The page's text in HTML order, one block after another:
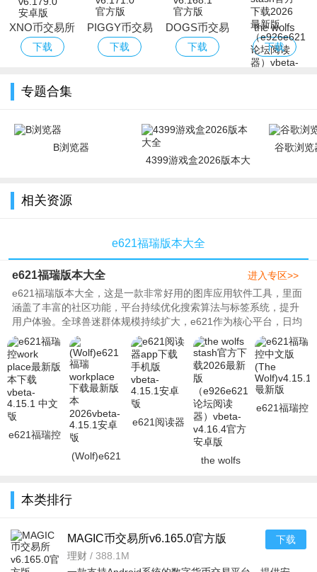
XNO币交易所
下载
PIGGY币交易
所
下载
DOGS币交易
所
下载
the wolfs
stash官方下
载2026最新版
下载
专题合集
B浏览器
4399游戏盒2026版本大
谷歌浏览
相关资源
e621福瑞版本大全
e621福瑞版本大全
e621福瑞版本大全，这是一款非常好用的图库应用软件工具，里面
涵盖了丰富的社区功能，平台持续优化搜索算法与标签系统，提升
用户体验。全球兽迷群体规模持续扩大，e621作为核心平台，日均
访问量保持稳定增长。e621鼓..
进入专区>>
e621福瑞控
(Wolf)e621
下载最新版
e621阅读器
the wolfs
e621福瑞控
本类排行
MAGIC币交易所v6.165.0官方版
理财 / 388.1M
下载